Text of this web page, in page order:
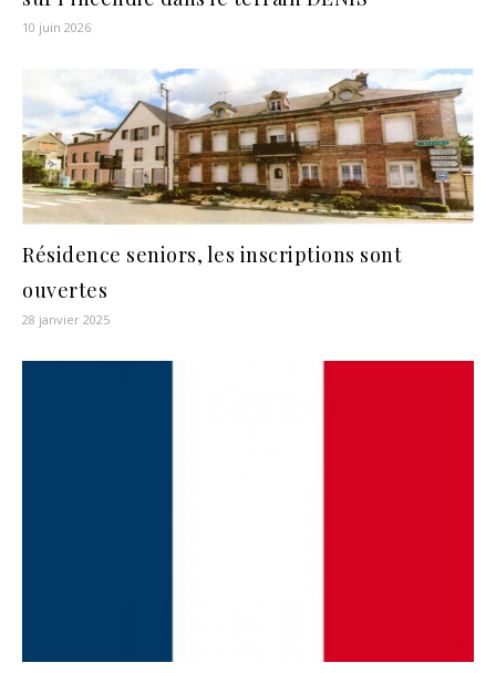
10 juin 2026
Résidence seniors, les inscriptions sont
ouvertes
28 janvier 2025